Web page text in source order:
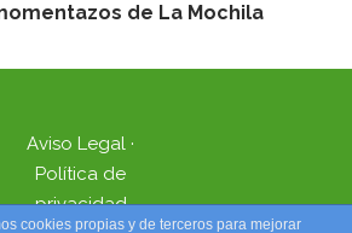
de La Mochila
Aviso Legal ·
Política de
privacidad
cookies propias y de terceros para mejorar